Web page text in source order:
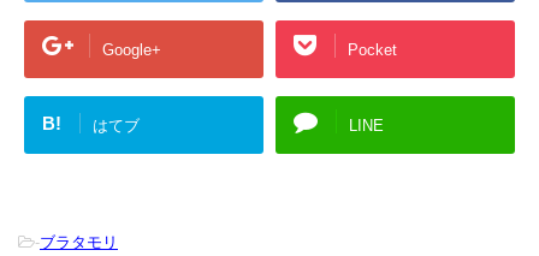
Google+ Pocket
B! はてブ LINE
-ブラタモリ